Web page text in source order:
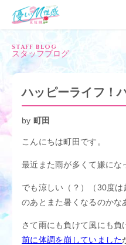
MENU
ご予
出勤情報
料金システム
口コミ
動画
STAFF BLOG
スタッフブログ
ハッピーライフ！
by 町田
こんにちは町田です。
最近また雨が多くて嫌にな
でも涼しい（？）（30度
のあとまた暑くなるのかな
さて雨にも負けて風にも
前に体調を崩していました